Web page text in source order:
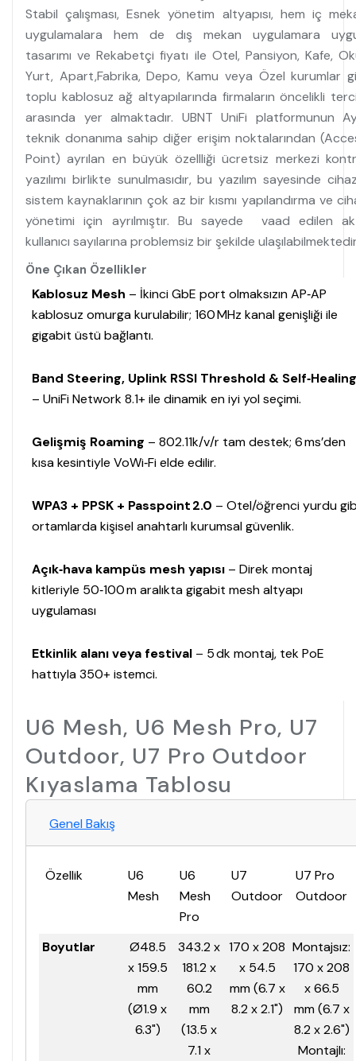
Stabil çalışması, Esnek yönetim altyapısı, hem iç
uygulamalara hem de dış mekan uygulamara
tasarımı ve Rekabetçi fiyatı ile Otel, Pansiyon, Kafe,
Yurt, Apart,Fabrika, Depo, Kamu veya Özel kurumlar
toplu kablosuz ağ altyapılarında firmaların öncelikli
arasında yer almaktadır. UBNT UniFi platformunun
teknik donanıma sahip diğer erişim noktalarından
Point) ayrılan en büyük özellliği ücretsiz merkezi
yazılımı birlikte sunulmasıdır, bu yazılım sayesinde
sistem kaynaklarının çok az bir kısmı yapılandırma ve
yönetimi için ayrılmıştır. Bu sayede vaad edilen
kullanıcı sayılarına problemsiz bir şekilde
Öne Çıkan Özellikler
Kablosuz Mesh – İkinci GbE port olmaksızın AP‑AP
kablosuz omurga kurulabilir; 160 MHz kanal genişliği ile
gigabit üstü bağlantı.
Band Steering, Uplink RSSI Threshold & Self‑Healing
– UniFi Network 8.1+ ile dinamik en iyi yol seçimi.
Gelişmiş Roaming – 802.11k/v/r tam destek; 6 ms’den
kısa kesintiyle VoWi‑Fi elde edilir.
WPA3 + PPSK + Passpoint 2.0 – Otel/öğrenci yurdu
ortamlarda kişisel anahtarlı kurumsal güvenlik.
Açık‑hava kampüs mesh yapısı – Direk montaj
kitleriyle 50‑100 m aralıkta gigabit mesh altyapı
uygulaması
Etkinlik alanı veya festival – 5 dk montaj, tek PoE
hattıyla 350+ istemci.
U6 Mesh, U6 Mesh Pro, U7
Outdoor, U7 Pro Outdoor
Kıyaslama Tablosu
Genel Bakış
Özellik
U6
Mesh
U6
Mesh
Pro
U7
Outdoor
U7 Pro
Outdoor
Boyutlar
Ø48.5
x 159.5
mm
(Ø1.9 x
6.3")
343.2 x
181.2 x
60.2
mm
(13.5 x
7.1 x
170 x 208
x 54.5
mm (6.7 x
8.2 x 2.1")
Montajsız:
170 x 208
x 66.5
mm (6.7 x
8.2 x 2.6")
Montajlı: